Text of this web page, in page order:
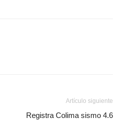
Artículo siguiente
Registra Colima sismo 4.6